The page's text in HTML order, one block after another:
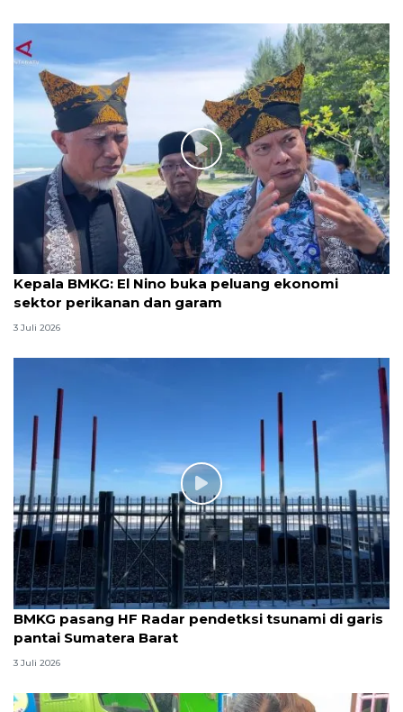
Kepala BMKG: El Nino buka peluang ekonomi
sektor perikanan dan garam
3 Juli 2026
BMKG pasang HF Radar pendetksi tsunami di garis
pantai Sumatera Barat
3 Juli 2026